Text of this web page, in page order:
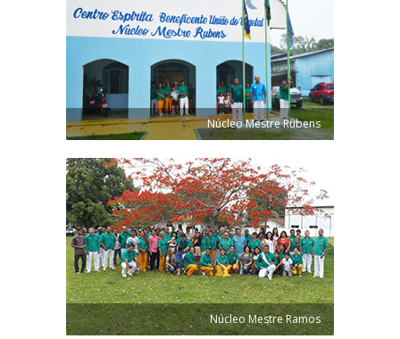
Núcleo Mestre Rubens
Núcleo Mestre Ramos